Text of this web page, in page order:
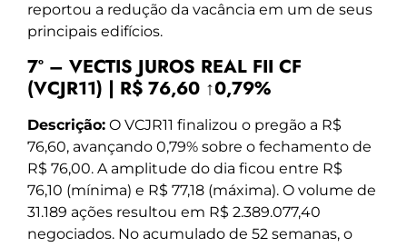
reportou a redução da vacância em um de seus
principais edifícios.
7º – VECTIS JUROS REAL FII CF
(VCJR11) | R$ 76,60 ↑0,79%
Descrição: O VCJR11 finalizou o pregão a R$
76,60, avançando 0,79% sobre o fechamento de
R$ 76,00. A amplitude do dia ficou entre R$
76,10 (mínima) e R$ 77,18 (máxima). O volume de
31.189 ações resultou em R$ 2.389.077,40
negociados. No acumulado de 52 semanas, o